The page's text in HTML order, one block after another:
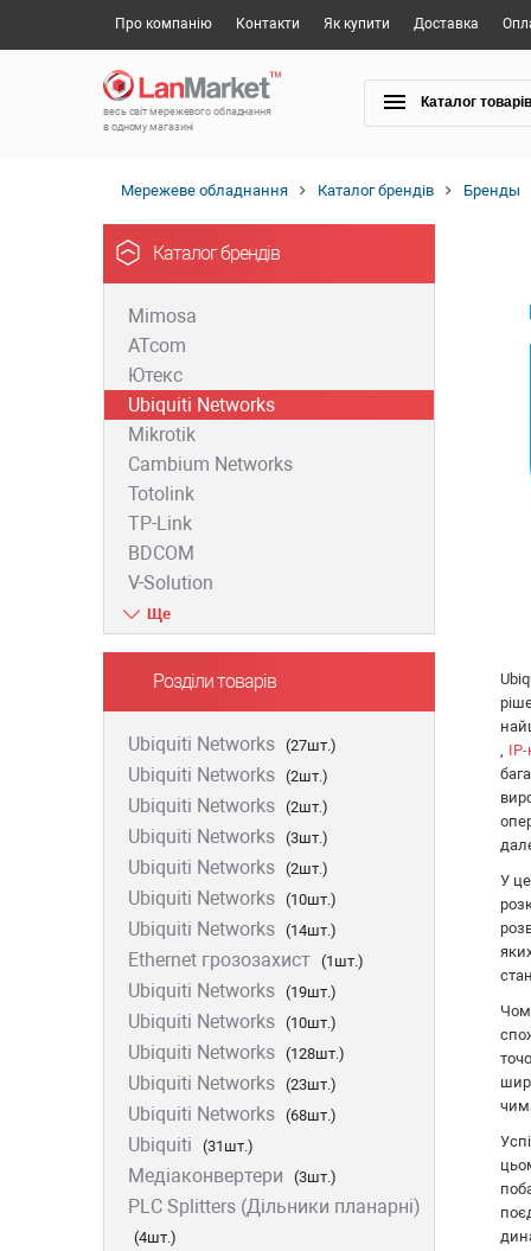
Про компанію Контакти Як купити Доставка
весь світ мережевого обладнання
в одному магазині
Каталог товарів
Мережеве обладнання Каталог брендів Бренды
Каталог брендів
Mimosa
ATcom
Ютекс
Ubiquiti Networks
Mikrotik
Cambium Networks
Totolink
TP-Link
BDCOM
V-Solution
ZTE
D-Link
Huawei
Ajax
GEAR
C-Data
Prolum
Merlion
Dahua
ONV
Hikvision
Edge-core
Ruijie
Aruba
Jirous
Ok-net
Cisco
MULTITEST
Tenda
ATIS
CSV
Розділи товарів
Ubiquiti Networks (27шт.)
Ubiquiti Networks (2шт.)
Ubiquiti Networks (2шт.)
Ubiquiti Networks (3шт.)
Ubiquiti Networks (2шт.)
Ubiquiti Networks (10шт.)
Ubiquiti Networks (14шт.)
Ethernet грозозахист (1шт.)
Ubiquiti Networks (19шт.)
Ubiquiti Networks (10шт.)
Ubiquiti Networks (128шт.)
Ubiquiti Networks (23шт.)
Ubiquiti Networks (68шт.)
Ubiquiti (31шт.)
Медіаконвертери (3шт.)
PLC Splitters (Дільники планарні)
(4шт.)
У